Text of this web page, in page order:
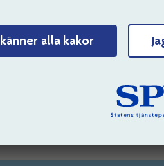
alla kakor
i Härnösand.
regeringsbeslut eller ett
tjänstepensionenligt
om
vissa arbetstagare med